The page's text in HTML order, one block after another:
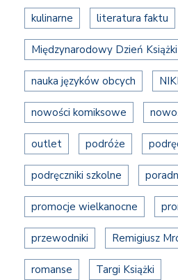
kulinarne literatura faktu
Międzynarodowy Dzień
nauka języków obcych
nowości komiksowe
outlet podróże
podręczniki szkolne
promocje wielkanocne
przewodniki Remigiusz
romanse Targi Książki